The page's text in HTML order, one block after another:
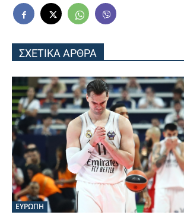
ΣΧΕΤΙΚΑ ΑΡΘΡΑ
ΕΥΡΩΠΗ